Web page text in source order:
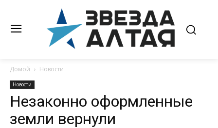
Домой Новости
Новости
Незаконно оформленные
земли вернули